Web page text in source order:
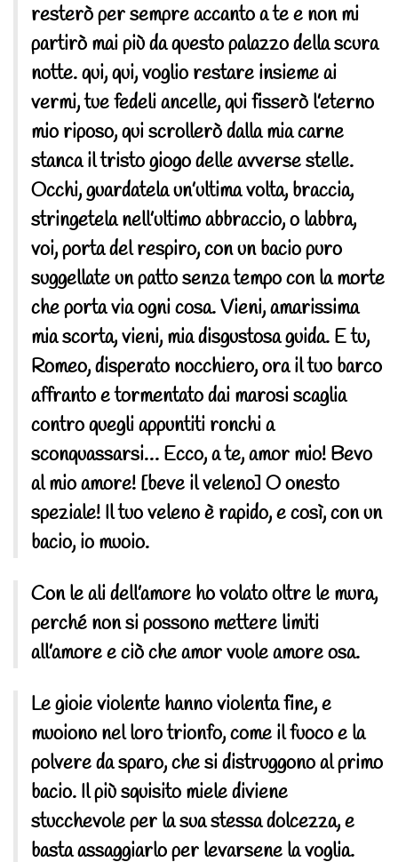
resterò per sempre accanto a te e non mi
partirò mai più da questo palazzo della scura
notte. qui, qui, voglio restare insieme ai
vermi, tue fedeli ancelle, qui fisserò l’eterno
mio riposo, qui scrollerò dalla mia carne
stanca il tristo giogo delle avverse stelle.
Occhi, guardatela un’ultima volta, braccia,
stringetela nell’ultimo abbraccio, o labbra,
voi, porta del respiro, con un bacio puro
suggellate un patto senza tempo con la morte
che porta via ogni cosa. Vieni, amarissima
mia scorta, vieni, mia disgustosa guida. E tu,
Romeo, disperato nocchiero, ora il tuo barco
affranto e tormentato dai marosi scaglia
contro quegli appuntiti ronchi a
sconquassarsi… Ecco, a te, amor mio! Bevo
al mio amore! [beve il veleno] O onesto
speziale! Il tuo veleno è rapido, e così, con un
bacio, io muoio.
Con le ali dell’amore ho volato oltre le mura,
perché non si possono mettere limiti
all’amore e ciò che amor vuole amore osa.
Le gioie violente hanno violenta fine, e
muoiono nel loro trionfo, come il fuoco e la
polvere da sparo, che si distruggono al primo
bacio. Il più squisito miele diviene
stucchevole per la sua stessa dolcezza, e
basta assaggiarlo per levarsene la voglia.